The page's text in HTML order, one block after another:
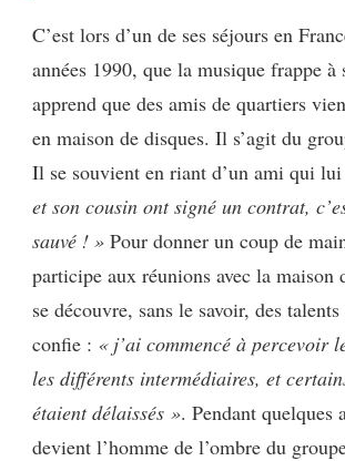
C’est lors d’un de ses séjours en
années 1990, que la musique frappe à
apprend que des amis de quartiers
en maison de disques. Il s’agit du
Il se souvient en riant d’un ami qui
et son cousin ont signé un contrat,
sauvé ! » Pour donner un coup de
participe aux réunions avec la maison
se découvre, sans le savoir, des
confie : « j’ai commencé à percevoir
les différents intermédiaires, et
étaient délaissés ». Pendant quelques
devient l’homme de l’ombre du